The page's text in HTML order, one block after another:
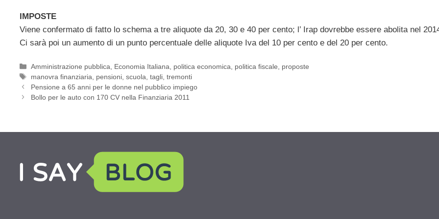
IMPOSTE
Viene confermato di fatto lo schema a tre aliquote da 20, 30 e 40 per cento; l’ Irap dovrebbe essere abolita nel
Ci sarà poi un aumento di un punto percentuale delle aliquote Iva del 10 per cento e del 20 per cento.
Categorie
Amministrazione pubblica Economia Italiana politica economica politica fiscale
proposte
Tag
manovra finanziaria pensioni ,scuola ,tagli ,tremonti
Pensione a 65 anni per le donne nel pubblico impiego
Bollo per le auto con 170 CV nella Finanziaria 2011